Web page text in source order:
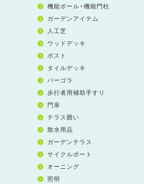
機能ポール・機能門柱
ガーデンアイテム
人工芝
ウッドデッキ
ポスト
タイルデッキ
パーゴラ
歩行者用補助手すり
門扉
テラス囲い
散水用品
ガーデンテラス
サイクルポート
オーニング
照明